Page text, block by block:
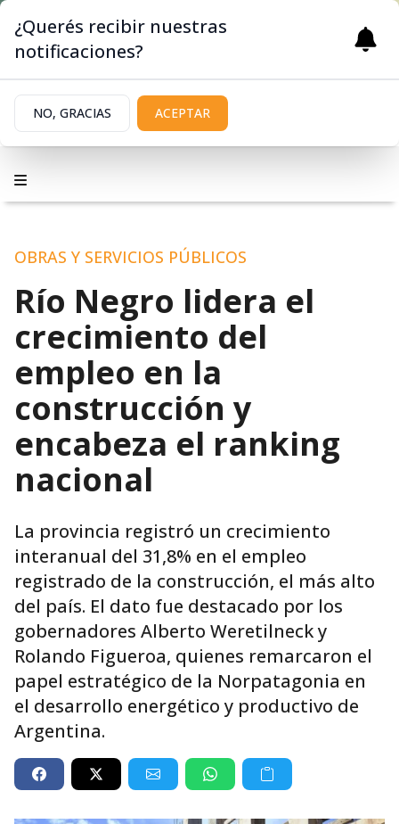
OBRAS Y SERVICIOS PÚBLICOS
Río Negro lidera el
crecimiento del
empleo en la
construcción y
encabeza el ranking
nacional
La provincia registró un crecimiento
interanual del 31,8% en el empleo
registrado de la construcción, el más alto
del país. El dato fue destacado por los
gobernadores Alberto Weretilneck y
Rolando Figueroa, quienes remarcaron el
papel estratégico de la Norpatagonia en
el desarrollo energético y productivo de
Argentina.
¿Querés recibir nuestras
notificaciones?
NO, GRACIAS ACEPTAR